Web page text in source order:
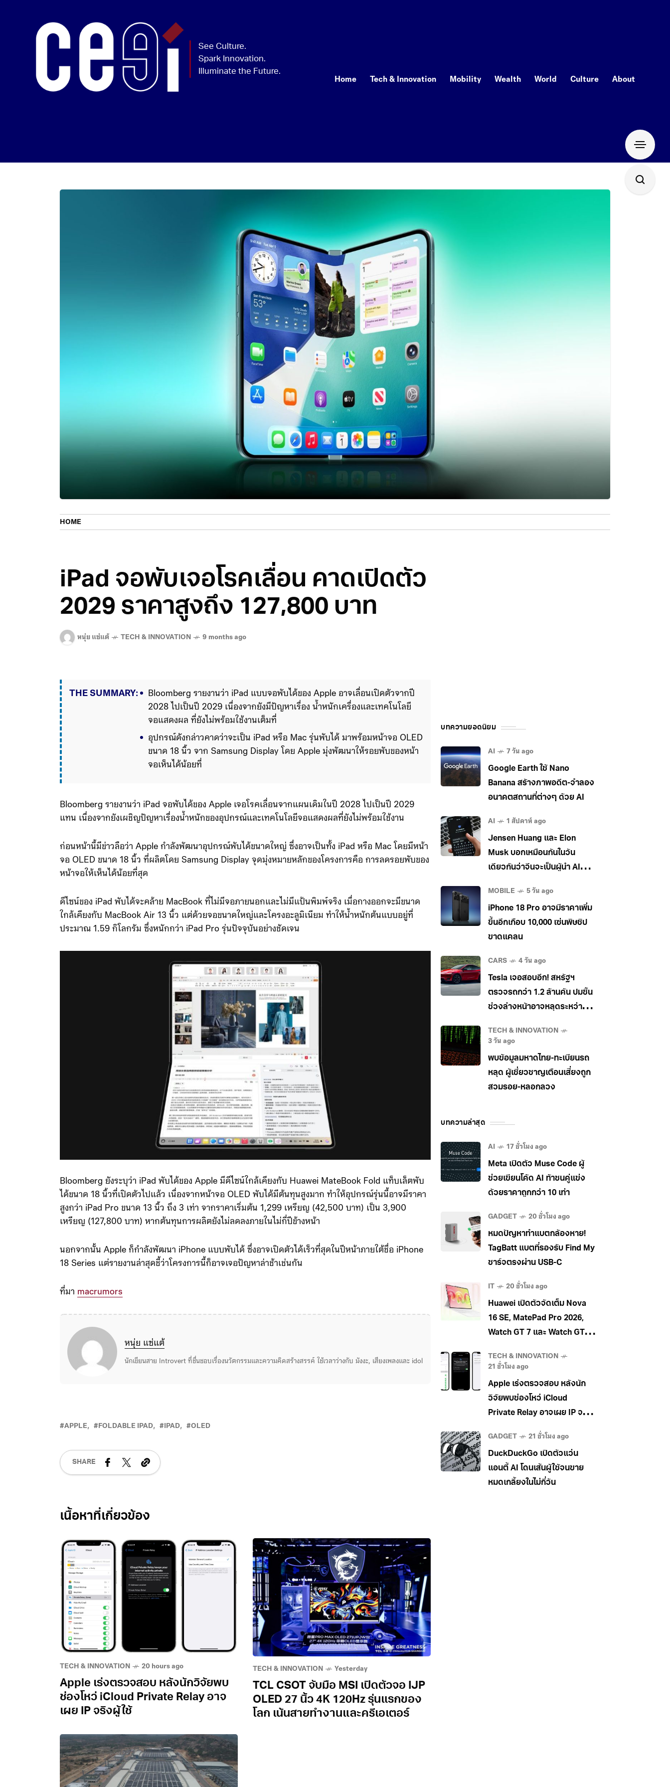
Home Tech & Innovation Mobility Wealth World Culture About
HOME
iPad จอพับเจอโรคเลื่อน คาดเปิดตัว
2029 ราคาสูงถึง 127,800 บาท
หนุ่ย แซ่แต้ TECH & INNOVATION 9 months ago
THE SUMMARY:
Bloomberg รายงานว่า iPad แบบจอพับได้ของ Apple อาจเลื่อนเปิดตัวจากปี
2028 ไปเป็นปี 2029 เนื่องจากยังมีปัญหาเรื่อง น้ำหนักเครื่องและเทคโนโลยี
จอแสดงผล ที่ยังไม่พร้อมใช้งานเต็มที่
อุปกรณ์ดังกล่าวคาดว่าจะเป็น iPad หรือ Mac รุ่นพับได้ มาพร้อมหน้าจอ OLED
ขนาด 18 นิ้ว จาก Samsung Display โดย Apple มุ่งพัฒนาให้รอยพับของหน้า
จอเห็นได้น้อยที่สุด ดีไซน์จะคล้าย MacBook ที่ไม่มีแป้นพิมพ์จริง เมื่อกางออกมี
Bloomberg รายงานว่า iPad จอพับได้ของ Apple เจอโรคเลื่อนจากแผนเดิมในปี 2028 ไปเป็นปี 2029
ก่อนหน้านี้มีข่าวลือว่า Apple กำลังพัฒนาอุปกรณ์พับได้ขนาดใหญ่ ซึ่งอาจเป็นทั้ง iPad หรือ Mac โดยมีหน้า
จอ OLED ขนาด 18 นิ้ว ที่ผลิตโดย Samsung Display จุดมุ่งหมายหลักของโครงการคือ การลดรอยพับของ
ดีไซน์ของ iPad พับได้จะคล้าย MacBook ที่ไม่มีจอภายนอกและไม่มีแป้นพิมพ์จริง เมื่อกางออกจะมีขนาด
ใกล้เคียงกับ MacBook Air 13 นิ้ว แต่ด้วยจอขนาดใหญ่และโครงอะลูมิเนียม ทำให้น้ำหนักต้นแบบอยู่ที่
Bloomberg ยังระบุว่า iPad พับได้ของ Apple มีดีไซน์ใกล้เคียงกับ Huawei MateBook Fold แท็บเล็ตพับ
ได้ขนาด 18 นิ้วที่เปิดตัวไปแล้ว เนื่องจากหน้าจอ OLED พับได้มีต้นทุนสูงมาก ทำให้อุปกรณ์รุ่นนี้อาจมีราคา
สูงกว่า iPad Pro ขนาด 13 นิ้ว ถึง 3 เท่า จากราคาเริ่มต้น 1,299 เหรียญ (42,500 บาท) เป็น 3,900
นอกจากนั้น Apple ก็กำลังพัฒนา iPhone แบบพับได้ ซึ่งอาจเปิดตัวได้เร็วที่สุดในปีหน้าภายใต้ชื่อ iPhone
หนุ่ย แซ่แต้
SHARE
TECH & INNOVATION 20 hours ago
Apple เร่งตรวจสอบ หลังนักวิจัยพบ
ช่องโหว่ iCloud Private Relay อาจ
TECH & INNOVATION Yesterday
TCL CSOT จับมือ MSI เปิดตัวจอ IJP
OLED 27 นิ้ว 4K 120Hz รุ่นแรกของ
บทความยอดนิยม
AI 7 วัน ago
Google Earth ใช้ Nano
Banana สร้างภาพอดีต-จำลอง
อนาคตสถานที่ต่างๆ ด้วย AI
AI 1 สัปดาห์ ago
Jensen Huang และ Elon
Musk บอกเหมือนกันในวัน
เดียวกันว่าจีนจะเป็นผู้นำ AI
MOBILE 5 วัน ago
iPhone 18 Pro อาจมีราคาเพิ่ม
ขึ้นอีกเกือบ 10,000 เซ่นพิษชิป
ขาดแคลน
CARS 4 วัน ago
Tesla เจอสอบอีก! สหรัฐฯ
ตรวจรถกว่า 1.2 ล้านคัน ปมชิ้น
ช่วงล่างหน้าอาจหลุดระหว่าง
TECH & INNOVATION
3 วัน ago
พบข้อมูลมหาดไทย-ทะเบียนรถ
หลุด ผู้เชี่ยวชาญเตือนเสี่ยงถูก
สวมรอย-หลอกลวง
บทความล่าสุด
AI 17 ชั่วโมง ago
Meta เปิดตัว Muse Code ผู้
ช่วยเขียนโค้ด AI ท้าชนคู่แข่ง
ด้วยราคาถูกกว่า 10 เท่า
GADGET 20 ชั่วโมง ago
หมดปัญหาทำแบตกล้องหาย!
TagBatt แบตที่รองรับ Find My
ชาร์จตรงผ่าน USB-C
IT 20 ชั่วโมง ago
Huawei เปิดตัวจัดเต็ม Nova
16 SE, MatePad Pro 2026,
Watch GT 7 และ Watch GT 7
TECH & INNOVATION
21 ชั่วโมง ago
Apple เร่งตรวจสอบ หลังนัก
วิจัยพบช่องโหว่ iCloud
Private Relay อาจเผย IP จริง
GADGET 21 ชั่วโมง ago
DuckDuckGo เปิดตัวแว่น
แอนตี้ AI โดนเส้นผู้ใช้จนขาย
หมดเกลี้ยงในไม่กี่วัน